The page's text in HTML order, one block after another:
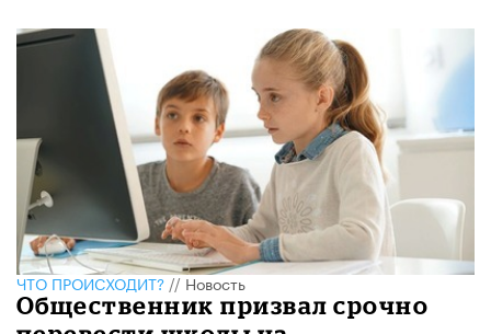
ЧТО ПРОИСХОДИТ?//Новость
Общественник призвал срочно